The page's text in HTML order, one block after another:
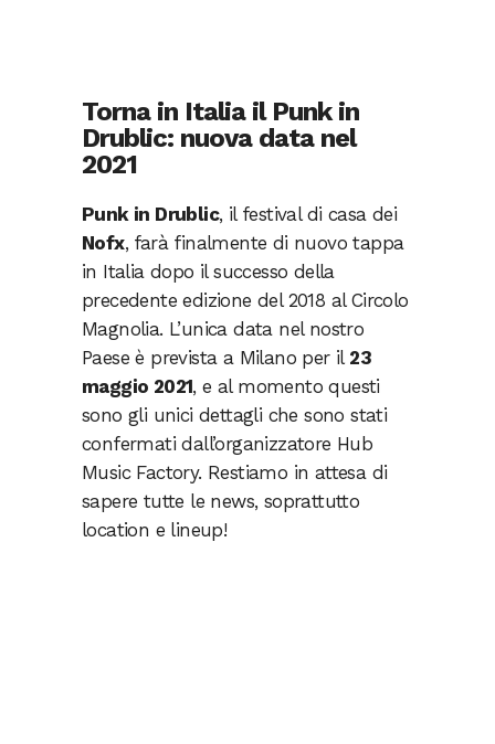
Torna in Italia il Punk in
Drublic: nuova data nel
2021
Punk in Drublic, il festival di casa dei
Nofx, farà finalmente di nuovo tappa
in Italia dopo il successo della
precedente edizione del 2018 al Circolo
Magnolia. L’unica data nel nostro
Paese è prevista a Milano per il 23
maggio 2021, e al momento questi
sono gli unici dettagli che sono stati
confermati dall’organizzatore Hub
Music Factory. Restiamo in attesa di
sapere tutte le news, soprattutto
location e lineup!